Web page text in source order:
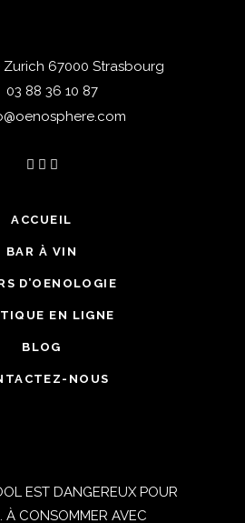
Zurich 67000 Strasbourg
03 88 36 10 87
ACCUEIL
BAR À VIN
D’OENOLOGIE
EN LIGNE
BLOG
NOUS
EST DANGEREUX POUR
À CONSOMMER AVEC